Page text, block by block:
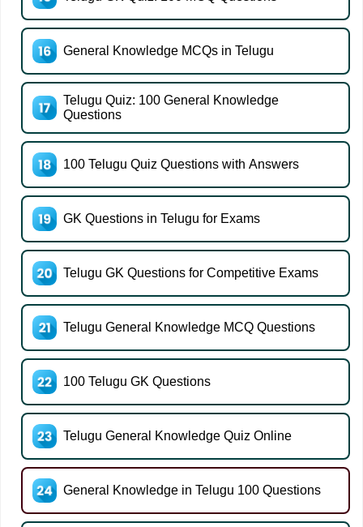
General Knowledge MCQs in Telugu
Telugu Quiz: 100 General Knowledge
Questions
100 Telugu Quiz Questions with Answers
GK Questions in Telugu for Exams
Telugu GK Questions for Competitive Exams
Telugu General Knowledge MCQ Questions
100 Telugu GK Questions
Telugu General Knowledge Quiz Online
General Knowledge in Telugu 100 Questions